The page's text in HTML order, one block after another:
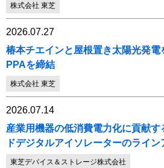
株式会社 東芝
2026.07.27
椿本チエインと屋根置き太陽光発
PPAを締結
株式会社 東芝
2026.07.14
産業用機器の低消費電力化に貢献
ドデジタルアイソレーターのライ
東芝デバイス＆ストレージ株式会社